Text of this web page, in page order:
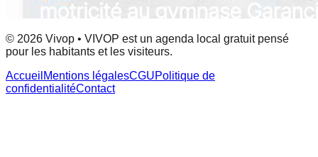
© 2026 Vivop • VIVOP est un agenda local gratuit pensé
pour les habitants et les visiteurs.
Accueil Mentions légalesCGUPolitique de
confidentialitéContact